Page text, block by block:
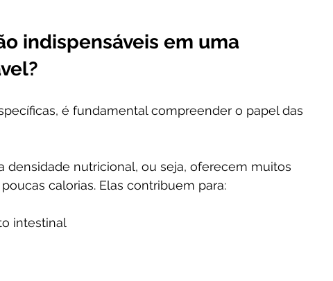
indispensáveis em uma
é fundamental compreender o papel das
densidade nutricional, ou seja, oferecem muitos
calorias. Elas contribuem para:
intestinal